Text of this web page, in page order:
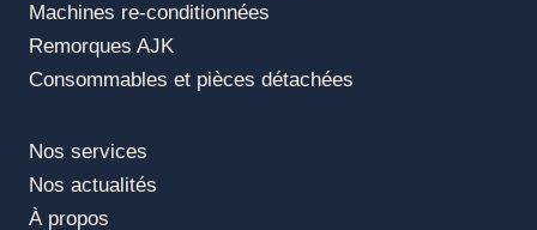
Machines re-conditionnées
Remorques AJK
Consommables et pièces détachées
Nos services
Nos actualités
À propos